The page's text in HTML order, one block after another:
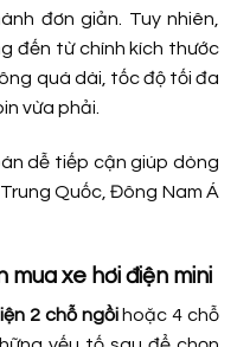
đơn giản. Tuy nhiên,
đến từ chính kích thước
quá dài, tốc độ tối đa
vừa phải.
dễ tiếp cận giúp dòng
Quốc, Đông Nam Á
mua xe hơi điện mini
2 chỗ ngồihoặc 4 chỗ